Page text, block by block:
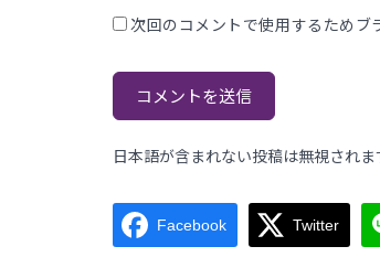
次回のコメントで使用するためブ
日本語が含まれない投稿は無視され
Facebook Twitter